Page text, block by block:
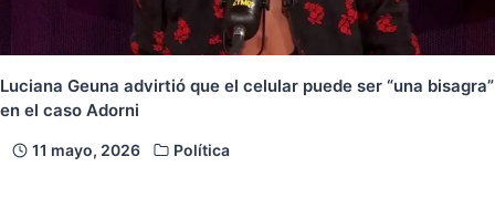
Luciana Geuna advirtió que el celular puede ser “una bisagra”
en el caso Adorni
11 mayo, 2026 Política